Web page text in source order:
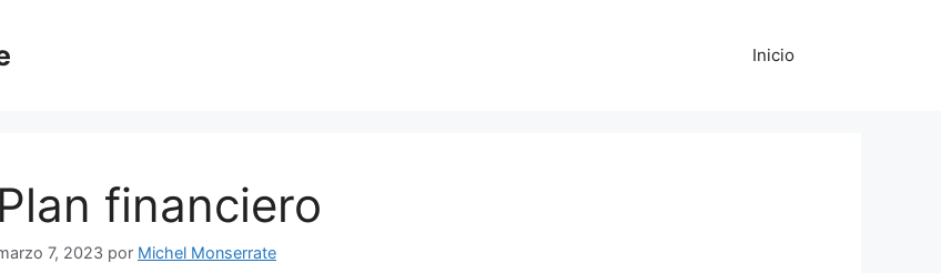
Inicio
Plan financiero
7, 2023 por Michel Monserrate